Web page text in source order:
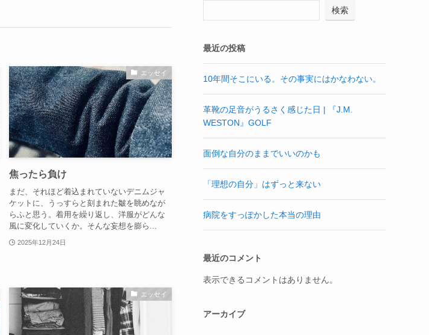
エッセイ
焦ったら負け
まだ、それほど着込まれていないデニムジャ
ケットに、うっすらと刻まれた皺を眺めなが
らふと思う。着用を繰り返し、洋服がどんな
風に変化していくか。そんな妄想を膨ら...
2025年12月24日
エッセイ
検索
最近の投稿
10年間そこにいる。その事実にはかなわない。
革靴の足音がうるさく感じた日 | 『J.M.
WESTON』GOLF
面倒な自分のままでいいのかも
「理想の自分」はずっと来ない
病院をすっぽかした本当の理由
最近のコメント
表示できるコメントはありません。
アーカイブ